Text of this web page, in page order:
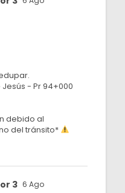
- Pr 94+000
debido al
del tránsito*
3 6 Ago